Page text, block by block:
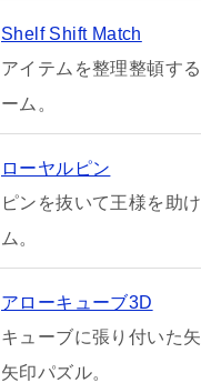
Shelf Shift Match
アイテムを整理整頓す
ーム。
ローヤルピン
ピンを抜いて王様を助
ム。
アローキューブ3D
キューブに張り付いた
矢印パズル。